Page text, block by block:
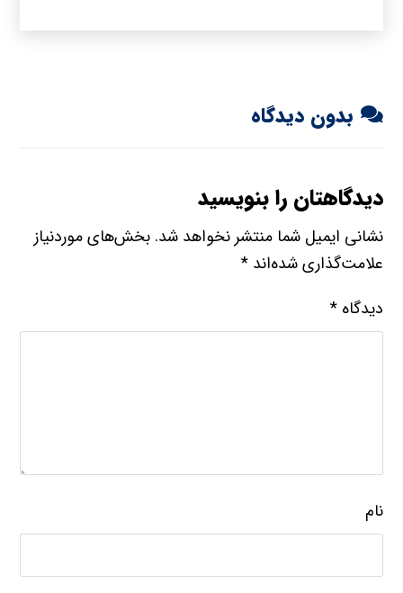
بدون دیدگاه
دیدگاهتان را بنویسید
نشانی ایمیل شما منتشر نخواهد شد. بخش‌های موردنیاز
علامت‌گذاری شده‌اند*
دیدگاه*
نام